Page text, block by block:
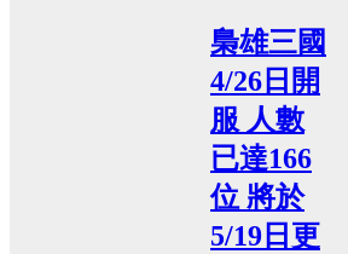
梟雄三國
4/26日開
服 人數
已達166
位 將於
5/19日更